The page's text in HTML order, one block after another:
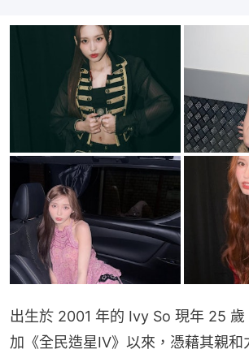
出生於 2001 年的 Ivy So 現年 25
加《全民造星IV》以來，憑藉其親和